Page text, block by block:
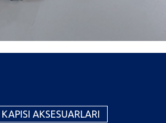
AKSESUARLARI